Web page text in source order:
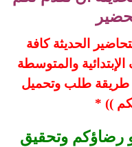
الحديثة كافة
والمتوسطة
طريقة طلب وتحميل
)) *
رضاؤكم وتحقيق